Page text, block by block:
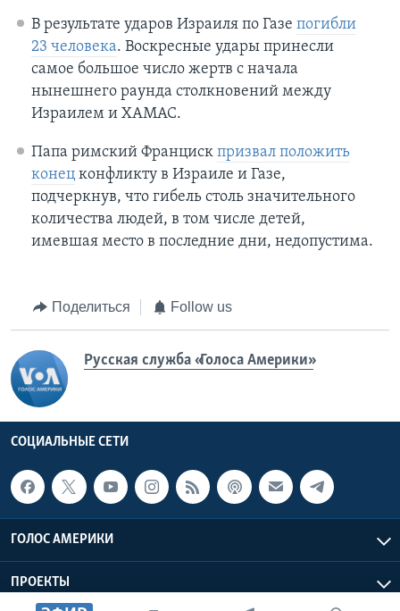
В результате ударов Израиля по Газе погибли
23 человека. Воскресные удары принесли
самое большое число жертв с начала
нынешнего раунда столкновений между
Израилем и ХАМАС.
Папа римский Франциск призвал положить
конецконфликту в Израиле и Газе,
подчеркнув, что гибель столь значительного
количества людей, в том числе детей,
имевшая место в последние дни, недопустима.
Поделиться Follow us
Русская служба «Голоса Америки»
СОЦИАЛЬНЫЕ СЕТИ
ГОЛОС АМЕРИКИ
ПРОЕКТЫ